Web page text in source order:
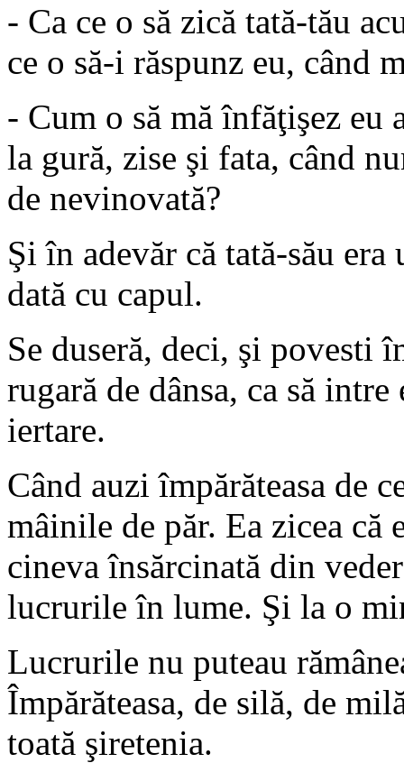
- Ca ce o să zică tată-tău
ce o să-i răspunz eu, când
- Cum o să mă înfăţişez eu
la gură, zise şi fata, când
de nevinovată?
Şi în adevăr că tată-său
dată cu capul.
Se duseră, deci, şi povesti
rugară de dânsa, ca să
iertare.
Când auzi împărăteasa de
mâinile de păr. Ea zicea că
cineva însărcinată din
lucrurile în lume. Şi la o
Lucrurile nu puteau
Împărăteasa, de silă, de
toată şiretenia.